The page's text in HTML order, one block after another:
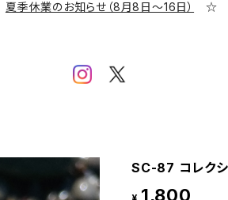
夏季休業のお知らせ（8月8日～16日） ☆
SC-87 コレクシ
1,800